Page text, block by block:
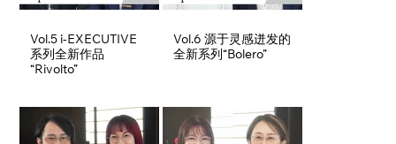
Vol.5 i-EXECUTIVE
系列全新作品
“Rivolto”
Vol.6 源于灵感迸发的
全新系列“Bolero”